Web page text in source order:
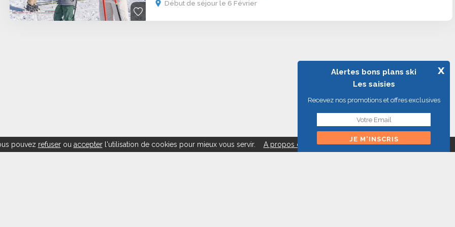
Début de séjour le 6 Février
Alertes bons plans ski
Les saisies
Recevez nos promotions et offres exclusives
x
pouvez refuserou accepterl'utilisation de cookies pour mieux vous servir. A propos des cookies Fermer